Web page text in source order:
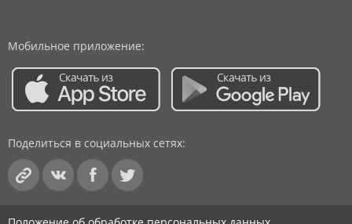
Мобильное приложение:
Поделиться в социальных сетях: